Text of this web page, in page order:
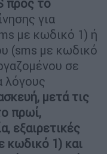
προς το
για
με κωδικό 1) ή
(sms με κωδικό
σε
λόγους
μετά τις
πρωί,
εξαιρετικές
κωδικό 1) και